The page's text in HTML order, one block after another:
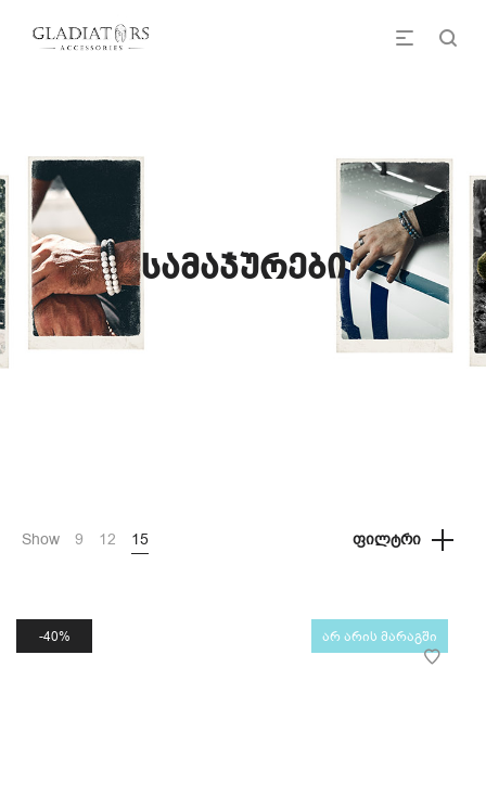
სამაჯურები
Show 9 12 15 ᲤᲘᲚᲢᲠᲘ
40% არ არის მარაგში